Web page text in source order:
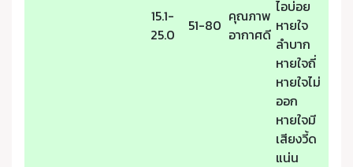
15.1-
25.0
51-80 คุณภาพ
อากาศดี
ไอบ่อย
หายใจ
ลำบาก
หายใจถี่
หายใจไม่
ออก
หายใจมี
เสียงวี้ด
แน่น